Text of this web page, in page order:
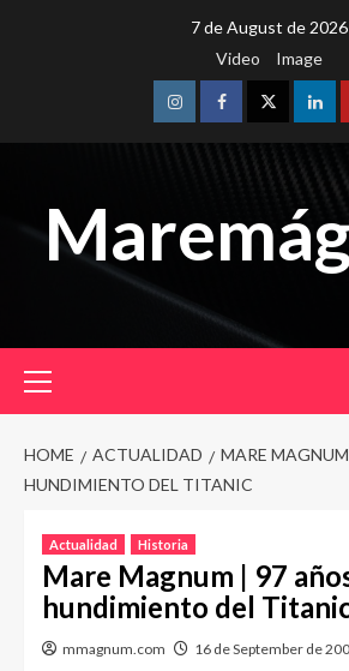
7 de August de 2026
Video
Image
InstagramFacebookTwitter
Menu
HOME ACTUALIDAD
MARE
HUNDIMIENTO DEL TITANIC
Actualidad Historia
Mare Magnum | 97
hundimiento del
mmagnum.com 16 de September de